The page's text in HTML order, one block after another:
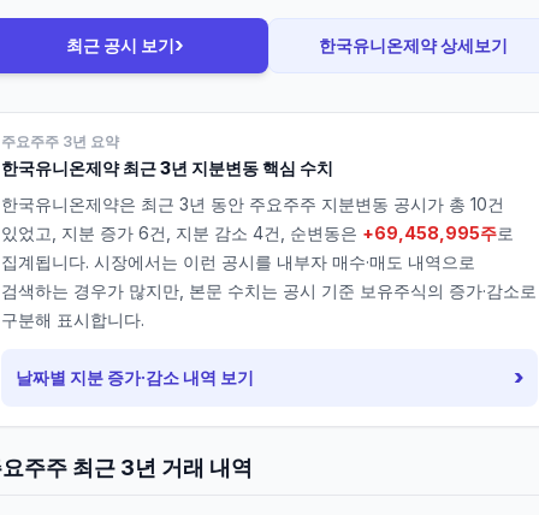
최근 공시 보기› 한국유니온제약상세보기
주요주주 3년 요약
한국유니온제약최근 3년 지분변동 핵심 수치
한국유니온제약은 최근 3년 동안 주요주주 지분변동 공시가 총 10건
있었고, 지분 증가 6건, 지분 감소 4건, 순변동은 +69,458,995주로
집계됩니다. 시장에서는 이런 공시를 내부자 매수·매도 내역으로
검색하는 경우가 많지만, 본문 수치는 공시 기준 보유주식의 증가·감소로
구분해 표시합니다.
날짜별 지분 증가·감소 내역 보기 ›
주주 최근 3년 거래 내역